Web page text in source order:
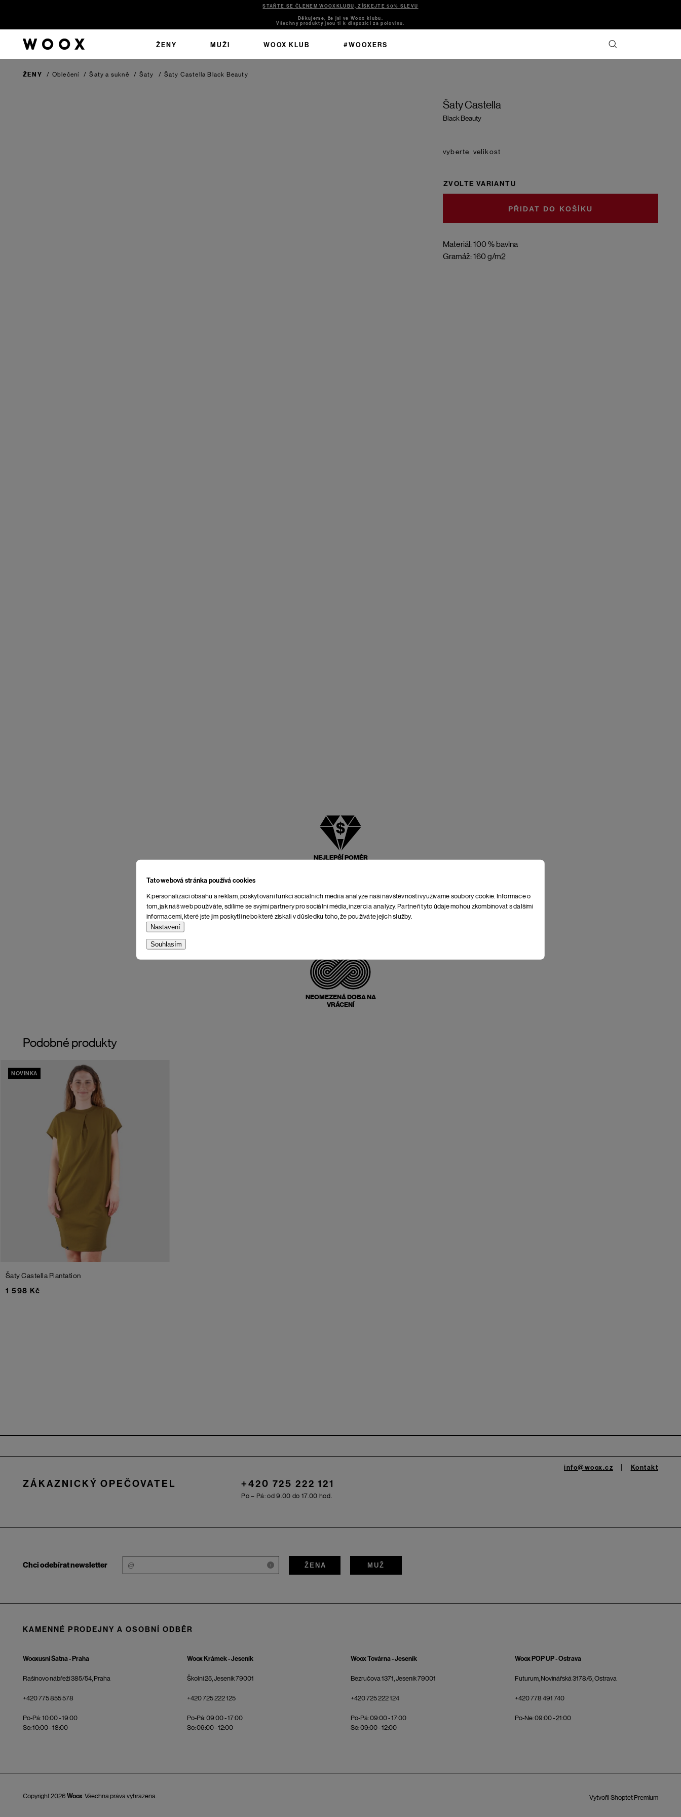
Tato webová stránka používá cookies
K personalizaci obsahu a reklam, poskytování funkcí sociálních médií a analýze naší návštěvnosti využíváme soubory cookie. Informace o
tom, jak náš web používáte, sdílíme se svými partnery pro sociální média, inzerci a analýzy. Partneři tyto údaje mohou zkombinovat s dalšími
informacemi, které jste jim poskytli nebo které získali v důsledku toho, že používáte jejich služby.
Nastavení
Souhlasím
STAŇTE SE ČLENEM WOOXKLUBU, ZÍSKEJTE 50% SLEVU
Děkujeme, že jsi ve Woox klubu.
Všechny produkty jsou ti k dispozici za polovinu.
ŽENY MUŽI WOOX KLUB #WOOXERS
ŽENY / Oblečení / Šaty a sukně / Šaty / Šaty Castella Black Beauty
Šaty Castella
Black Beauty
Materiál: 100 % bavlna
Gramáž: 160 g/m2
velikost
ZVOLTE VARIANTU
DO KOŠÍKU
NEJLEPŠÍ POMĚR
NEOMEZENÁ DOBA NA
VRÁCENÍ
Podobné produkty
NOVINKA
Šaty Castella Plantation
1 598 Kč
ZÁKAZNICKÝ OPEČOVATEL +420 725 222 121
Po – Pá: od 9.00 do 17.00 hod.
info@woox.cz Kontakt
Chci odebírat newsletter i ŽENA MUŽ
KAMENNÉ PRODEJNY A OSOBNÍ ODBĚR
Wooxusní Šatna - Praha
Rašínovo nábřeží 385/54, Praha
+420 775 855 578
Po-Pá: 10:00 - 19:00
So: 10:00 - 18:00
Woox Krámek - Jeseník
Školní 25, Jeseník 79001
+420 725 222 125
Po-Pá: 09:00 - 17:00
So: 09:00 - 12:00
Woox Továrna - Jeseník
Bezručova 1371, Jeseník 79001
+420 725 222 124
Po-Pá: 09:00 - 17:00
So: 09:00 - 12:00
Woox POP UP - Ostrava
Futurum, Novinářská 3178/6, Ostrava
+420 778 491 740
Po-Ne: 09:00 - 21:00
Vytvořil Shoptet Premium
Copyright 2026 Woox. Všechna práva vyhrazena.